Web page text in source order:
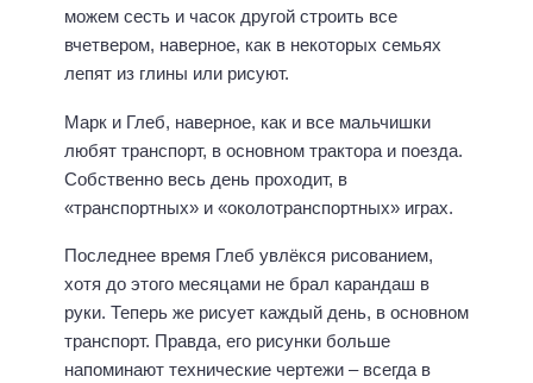
можем сесть и часок другой строить все
вчетвером, наверное, как в некоторых семьях
лепят из глины или рисуют.
Марк и Глеб, наверное, как и все мальчишки
любят транспорт, в основном трактора и поезда.
Собственно весь день проходит, в
«транспортных» и «околотранспортных» играх.
Последнее время Глеб увлёкся рисованием,
хотя до этого месяцами не брал карандаш в
руки. Теперь же рисует каждый день, в основном
транспорт. Правда, его рисунки больше
напоминают технические чертежи – всегда в